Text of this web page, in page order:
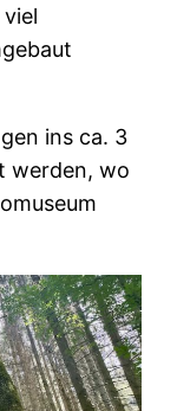
ins ca. 3
werden, wo